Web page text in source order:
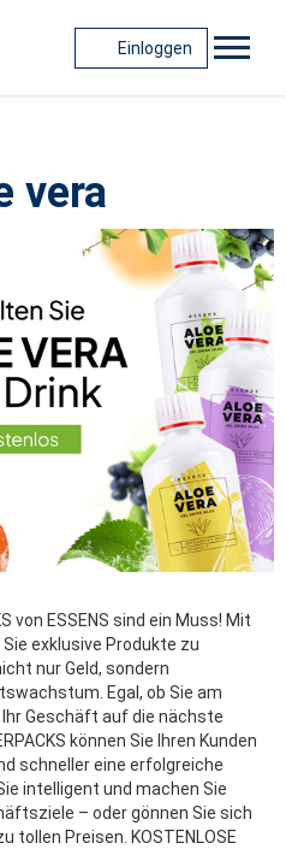
Einloggen
vera
von ESSENS sind ein Muss! Mit
Sie exklusive Produkte zu
nur Geld, sondern
Egal, ob Sie am
Geschäft auf die nächste
können Sie Ihren Kunden
schneller eine erfolgreiche
intelligent und machen Sie
– oder gönnen Sie sich
tollen Preisen. KOSTENLOSE